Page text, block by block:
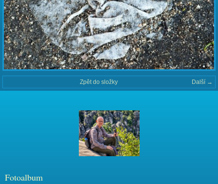
Další →
Zpět do složky
Fotoalbum